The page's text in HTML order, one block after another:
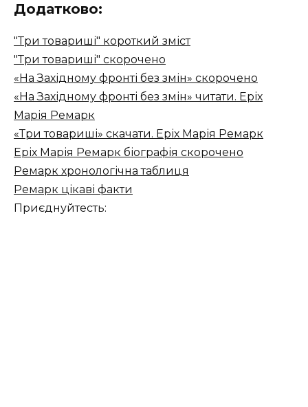
Додатково:
"Три товариші" короткий зміст
"Три товариші" скорочено
«На Західному фронті без змін» скорочено
«На Західному фронті без змін» читати. Еріх
Марія Ремарк
«Три товариші» скачати. Еріх Марія Ремарк
Еріх Марія Ремарк біографія скорочено
Ремарк хронологічна таблиця
Ремарк цікаві факти
Приєднуйтесть: